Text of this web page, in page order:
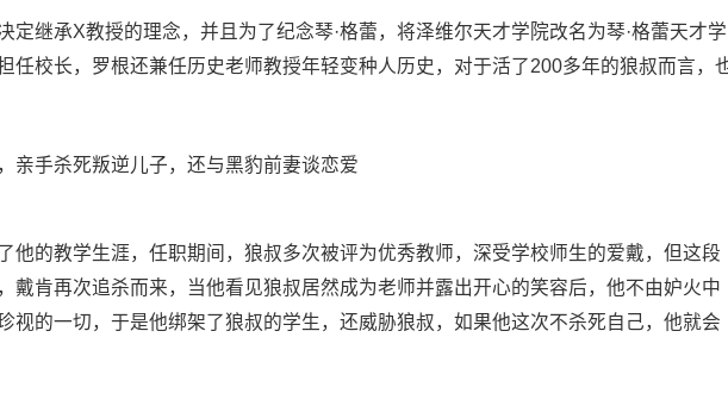
定继承X教授的理念，并且为了纪念琴·格蕾，将泽维尔天才学院改名为琴·格蕾天才学
任校长，罗根还兼任历史老师教授年轻变种人历史，对于活了200多年的狼叔而言，
他的教学生涯，任职期间，狼叔多次被评为优秀教师，深受学校师生的爱戴，但这段
戴肯再次追杀而来，当他看见狼叔居然成为老师并露出开心的笑容后，他不由妒火中
视的一切，于是他绑架了狼叔的学生，还威胁狼叔，如果他这次不杀死自己，他就会